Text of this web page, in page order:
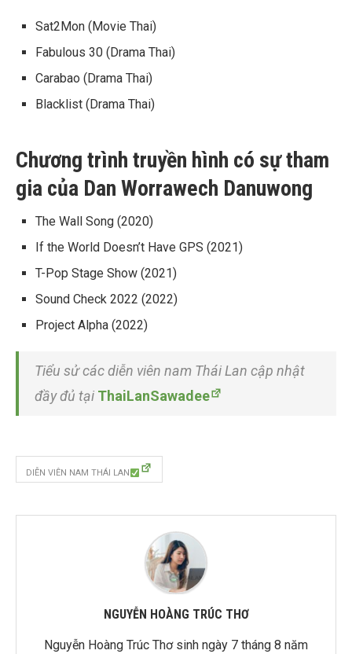
Sat2Mon (Movie Thai)
Fabulous 30 (Drama Thai)
Carabao (Drama Thai)
Blacklist (Drama Thai)
Chương trình truyền hình có sự tham
gia của Dan Worrawech Danuwong
The Wall Song (2020)
If the World Doesn’t Have GPS (2021)
T-Pop Stage Show (2021)
Sound Check 2022 (2022)
Project Alpha (2022)
Tiểu sử các diễn viên nam Thái Lan cập nhật
đầy đủ tại ThaiLanSawadee
DIỄN VIÊN NAM THÁI LAN
NGUYỄN HOÀNG TRÚC THƠ
Nguyễn Hoàng Trúc Thơ sinh ngày 7 tháng 8 năm